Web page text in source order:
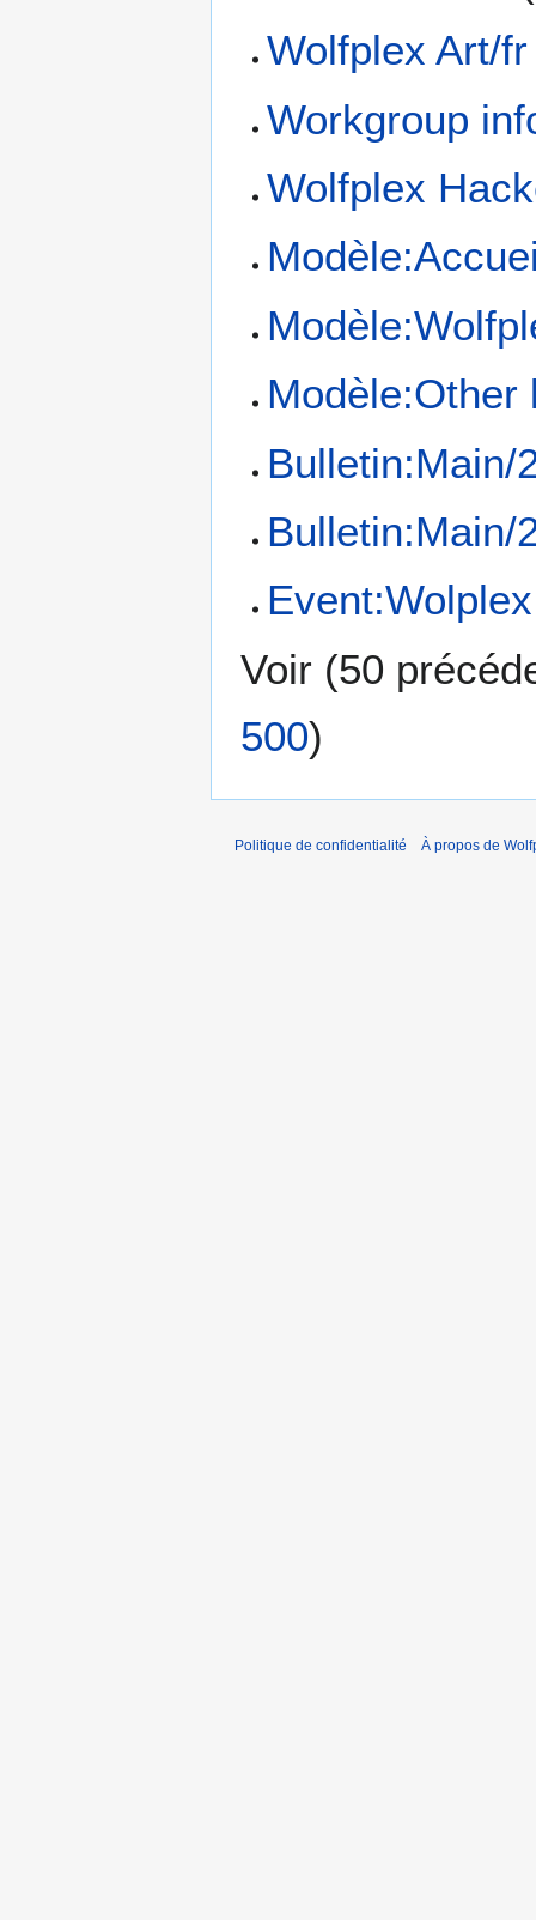
Wolfplex Art/fr
Workgroup
Wolfplex
Modèle:Other
Bulletin:Main/
Bulletin:Main/
Voir (50
500)
Politique de confidentialité À propos de